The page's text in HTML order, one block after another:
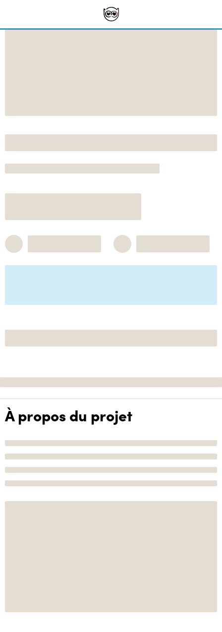
À propos du projet